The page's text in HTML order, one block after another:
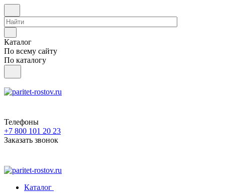
Каталог
По всему сайту
По каталогу
Телефоны
+7 800 101 20 23
Заказать звонок
Каталог